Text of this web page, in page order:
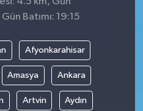
Batımı: 19:15
Afyonkarahisar
Amasya Ankara
Artvin Aydın